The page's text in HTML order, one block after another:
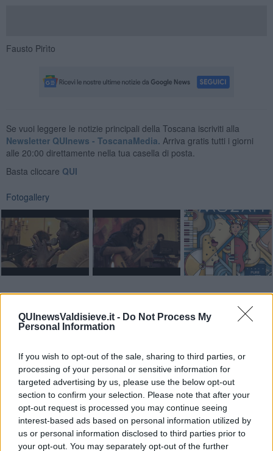
QUInewsValdisieve.it - Do Not Process My
Personal Information
If you wish to opt-out of the sale, sharing to third parties, or
processing of your personal or sensitive information for
targeted advertising by us, please use the below opt-out
section to confirm your selection. Please note that after your
opt-out request is processed you may continue seeing
interest-based ads based on personal information utilized by
us or personal information disclosed to third parties prior to
your opt-out. You may separately opt-out of the further
Fausto Pirìto
Se vuoi leggere le notizie principali della Toscana iscriviti alla
Newsletter QUInews - ToscanaMedia. Arriva gratis tutti i giorni
alle 20:00 direttamente nella tua casella di posta.
Basta cliccare QUI
Fotogallery
Videogallery